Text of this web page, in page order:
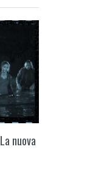
nuova